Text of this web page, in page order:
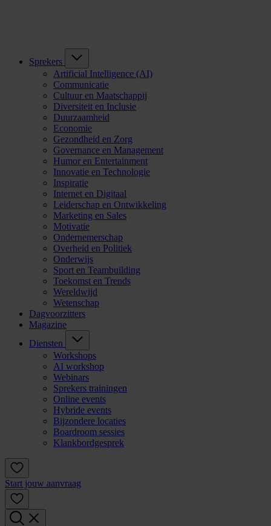
Sprekers
Artificial Intelligence (AI)
Communicatie
Cultuur en Maatschappij
Diversiteit en Inclusie
Duurzaamheid
Economie
Gezondheid en Zorg
Governance en Management
Humor en Entertainment
Innovatie en Technologie
Inspiratie
Internet en Digitaal
Leiderschap en Ontwikkeling
Marketing en Sales
Motivatie
Ondernemerschap
Overheid en Politiek
Onderwijs
Sport en Teambuilding
Toekomst en Trends
Wereldwijd
Wetenschap
Dagvoorzitters
Magazine
Diensten
Workshops
AI workshop
Webinars
Sprekers trainingen
Online events
Hybride events
Bijzondere locaties
Boardroom sessies
Klankbordgesprek
Start jouw aanvraag